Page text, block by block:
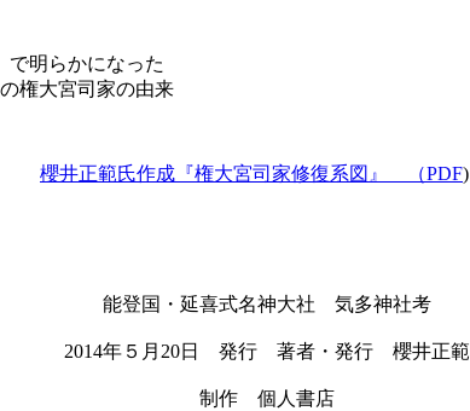
明らかになった
権大宮司家の由来
櫻井正範氏作成『権大宮司家修復系図』 （PDF)
能登国・延喜式名神大社 気多神社考
2014年５月20日 発行 著者・発行 櫻井正範
制作 個人書店